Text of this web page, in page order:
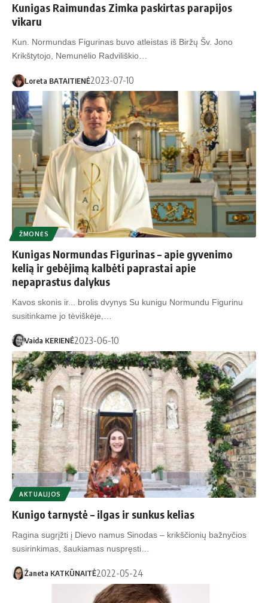
Kunigas Raimundas Zimka paskirtas parapijos
vikaru
Kun. Normundas Figurinas buvo atleistas iš Biržų Šv. Jono
Krikštytojo, Nemunėlio Radviliškio…
Loreta BATAITIENĖ2023-07-10
ŽMONĖS
Kunigas Normundas Figurinas – apie gyvenimo
kelią ir gebėjimą kalbėti paprastai apie
nepaprastus dalykus
Kavos skonis ir... brolis dvynys Su kunigu Normundu Figurinu
susitinkame jo tėviškėje,…
Vaida KERIENĖ2023-06-10
AKTUALIJOS
Kunigo tarnystė – ilgas ir sunkus kelias
Ragina sugrįžti į Dievo namus Sinodas – krikščionių bažnyčios
susirinkimas, šaukiamas nuspręsti…
Žaneta KATKŪNAITĖ2022-05-24